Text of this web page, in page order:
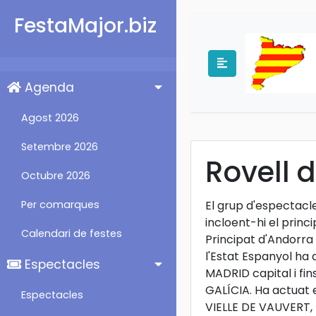
FestaMajor.biz
Agenda
Agost 2026
Setembre 2026
Octubre 2026
Per comarques
Calendari de festes
Espectacles
Espectacles
Rovell
El grup
incloent-hi el
Principat d'Andorra
l'Estat Espanyol ha
MADRID capital i
GALÍCIA. Ha actuat
VIELLE DE